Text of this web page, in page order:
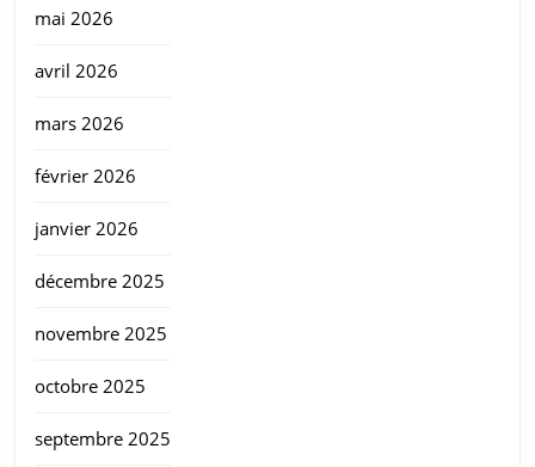
mai 2026
avril 2026
mars 2026
février 2026
janvier 2026
décembre 2025
novembre 2025
octobre 2025
septembre 2025